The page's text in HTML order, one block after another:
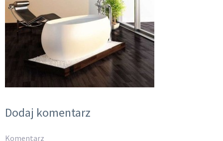
Dodaj komentarz
Komentarz